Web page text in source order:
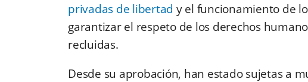
privadas de libertad y el funcionamiento de
garantizar el respeto de los derechos
recluidas.
Desde su aprobación, han estado sujetas a